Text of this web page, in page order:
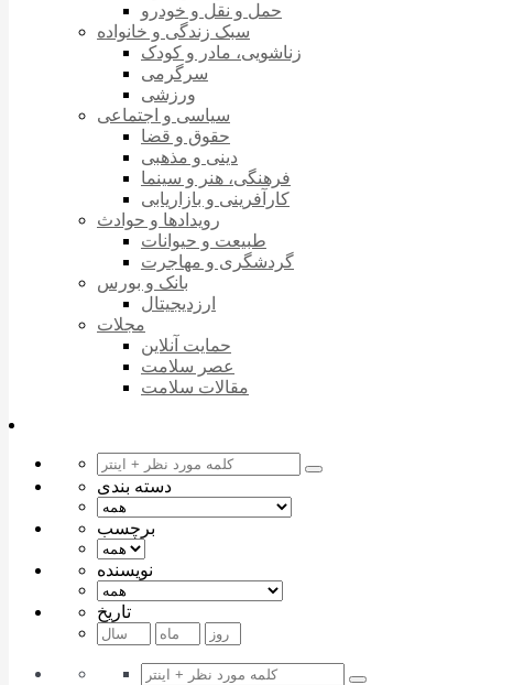
حمل و نقل و خودرو
سبک زندگی و خانواده
زناشویی، مادر و کودک
سرگرمی
ورزشی
سیاسی و اجتماعی
حقوق و قضا
دینی و مذهبی
فرهنگی، هنر و سینما
کارآفرینی و بازاریابی
رویدادها و حوادث
طبیعت و حیوانات
گردشگری و مهاجرت
بانک و بورس
ارزدیجیتال
مجلات
حمایت آنلاین
عصر سلامت
مقالات سلامت
دسته بندی
برچسب
نویسنده
تاریخ